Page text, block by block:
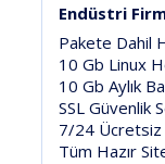
Pakete
500
10 Gb
SSL
7/24
Tüm